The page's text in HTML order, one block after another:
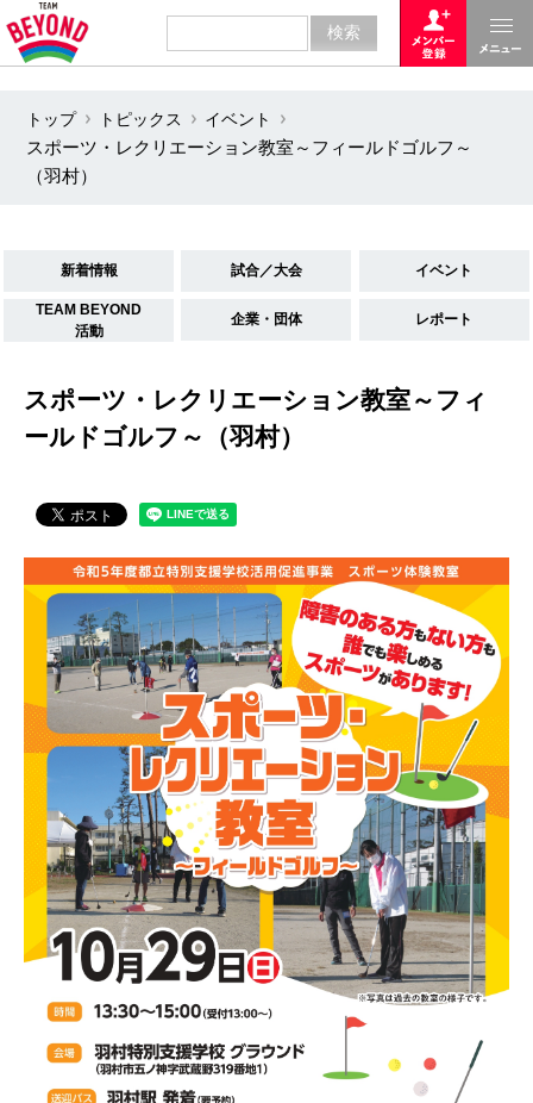
トップ トピックス
イベント
スポーツ・レクリエーション教室～フィールドゴルフ～
（羽村）
新着情報 試合／大会 イベント
TEAM BEYOND
活動
企業・団体 レポート
スポーツ・レクリエーション教室～フィ
ールドゴルフ～（羽村）